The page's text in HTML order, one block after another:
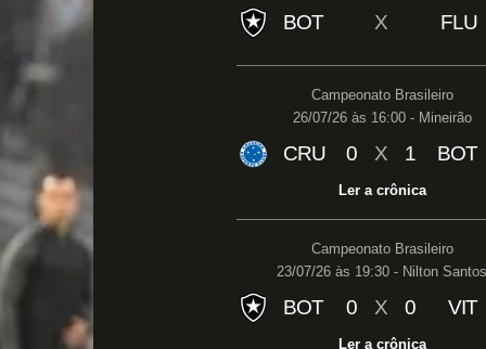
BOT X FLU
Campeonato Brasileiro
26/07/26 às 16:00 - Mineirão
CRU 0 X 1 BOT
Ler a crônica
Campeonato Brasileiro
23/07/26 às 19:30 - Nilton Santos
BOT 0 X 0 VIT
Ler a crônica